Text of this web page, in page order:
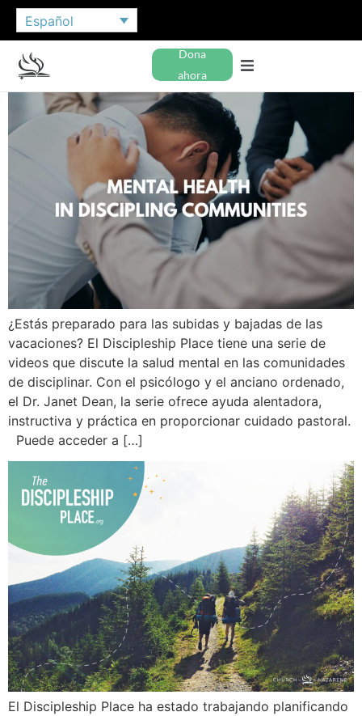
Español
Dona
ahora
¿Estás preparado para las subidas y bajadas de las
vacaciones? El Discipleship Place tiene una serie de
videos que discute la salud mental en las comunidades
de disciplinar. Con el psicólogo y el anciano ordenado,
el Dr. Janet Dean, la serie ofrece ayuda alentadora,
instructiva y práctica en proporcionar cuidado pastoral.
Puede acceder a […]
El Discipleship Place ha estado trabajando planificando